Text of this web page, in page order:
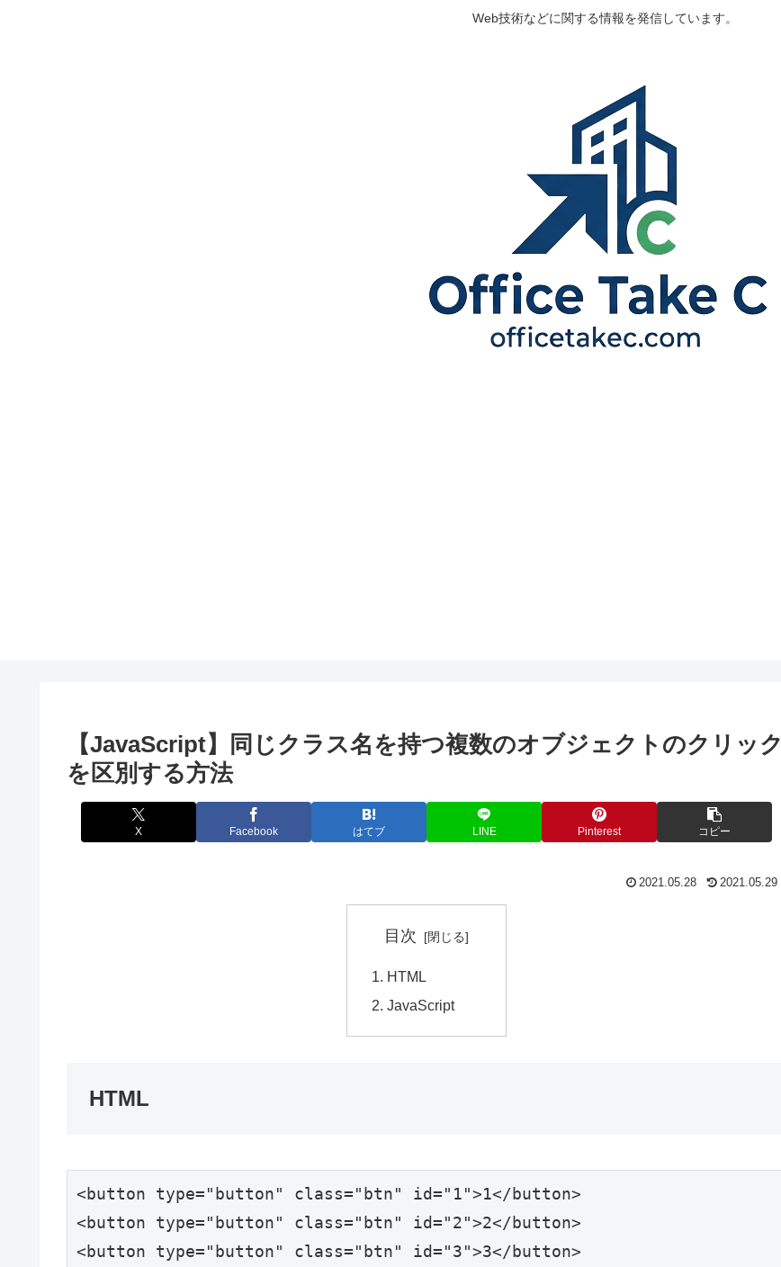
Web技術などに関する情報を発信しています。
【JavaScript】同じクラス名を持つ複数のオブジェクトのクリック
を区別する方法
X Facebook はてブ LINE Pinterest コピー
2021.05.28 2021.05.29
目次
HTML
JavaScript
HTML
<button type="button" class="btn" id="1">1</button>
<button type="button" class="btn" id="2">2</button>
<button type="button" class="btn" id="3">3</button>